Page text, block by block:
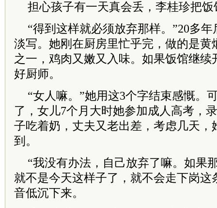
担心孩子有一天真会丢，李桂珍把饭
“得到这样就必须放弃那样。”20多
淡写。她刚在厨房里忙乎完，做的是黄
之一，鸡肉又嫩又入味。如果饭馆继续
好厨师。
“女人嘛。”她用这3个字结束感慨。
了，女儿7个月大时她参加成人高考，
子吃着奶，丈夫又老出差，考虑几天，
到。
“我没有办法，自己放弃了嘛。如果
就不是今天这样子了，就不会走下岗这
音低沉下来。